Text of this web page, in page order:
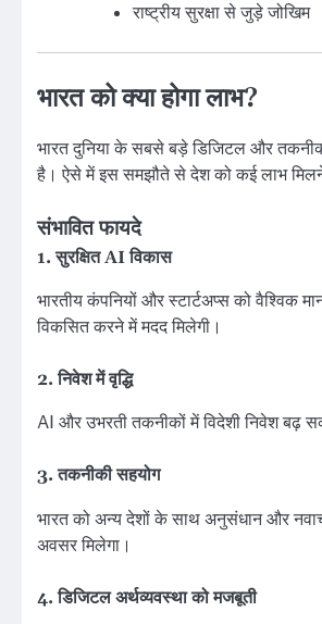
राष्ट्रीय सुरक्षा से जुड़े जोखिम
भारत को क्या होगा लाभ?
भारत दुनिया के सबसे बड़े डिजिटल और
है। ऐसे में इस समझौते से देश को कई लाभ मिलने
संभावित फायदे
1. सुरक्षित AI विकास
भारतीय कंपनियों और स्टार्टअप्स को वैश्विक
विकसित करने में मदद मिलेगी।
2. निवेश में वृद्धि
AI और उभरती तकनीकों में विदेशी निवेश बढ़
3. तकनीकी सहयोग
भारत को अन्य देशों के साथ अनुसंधान और
अवसर मिलेगा।
4. डिजिटल अर्थव्यवस्था को मजबूती